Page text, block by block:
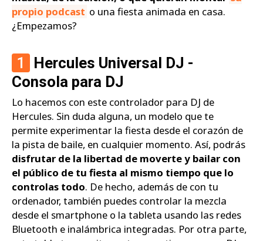
propio podcast o una fiesta animada en casa.
¿Empezamos?
1
Hercules Universal DJ -
Consola para DJ
Lo hacemos con este controlador para DJ de
Hercules. Sin duda alguna, un modelo que te
permite experimentar la fiesta desde el corazón de
la pista de baile, en cualquier momento. Así, podrás
disfrutar de la libertad de moverte y bailar con
el público de tu fiesta al mismo tiempo que lo
controlas todo. De hecho, además de con tu
ordenador, también puedes controlar la mezcla
desde el smartphone o la tableta usando las redes
Bluetooth e inalámbrica integradas. Por otra parte,